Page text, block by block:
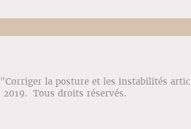
la posture et les instabilités
Tous droits réservés.